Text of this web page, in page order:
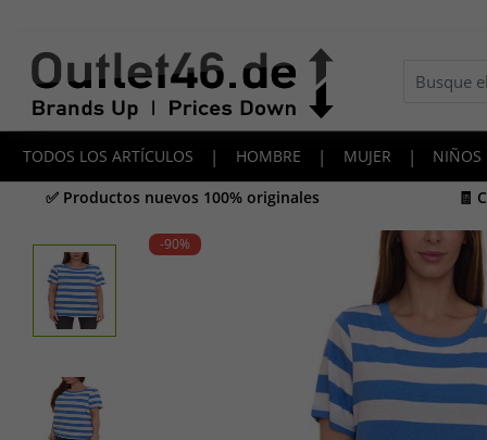
TODOS LOS ARTÍCULOS | HOMBRE | MUJER |
NIÑOS
✅ Productos nuevos 100% originales
🧾
-90%